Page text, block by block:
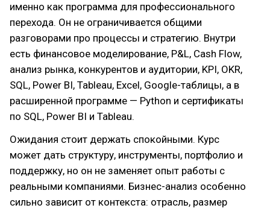
именно как программа для профессионального
перехода. Он не ограничивается общими
разговорами про процессы и стратегию. Внутри
есть финансовое моделирование, P&L, Cash Flow,
анализ рынка, конкурентов и аудитории, KPI, OKR,
SQL, Power BI, Tableau, Excel, Google-таблицы, а в
расширенной программе — Python и сертификаты
по SQL, Power BI и Tableau.
Ожидания стоит держать спокойными. Курс
может дать структуру, инструменты, портфолио и
поддержку, но он не заменяет опыт работы с
реальными компаниями. Бизнес-анализ особенно
сильно зависит от контекста: отрасль, размер